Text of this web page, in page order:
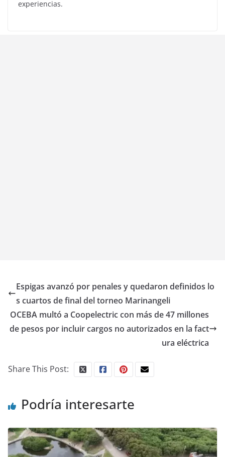
experiencias.
Espigas avanzó por penales y quedaron definidos lo
s cuartos de final del torneo Marinangeli
OCEBA multó a Coopelectric con más de 47 millones
de pesos por incluir cargos no autorizados en la fact
ura eléctrica
Share This Post:
Podría interesarte